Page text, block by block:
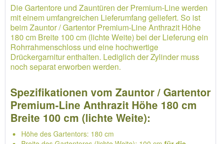
Die Gartentore und Zauntüren der Premium-Line werden
mit einem umfangreichen Lieferumfang geliefert. So ist
beim Zauntor / Gartentor Premium-Line Anthrazit Höhe
180 cm Breite 100 cm (lichte Weite) bei der Lieferung ein
Rohrrahmenschloss und eine hochwertige
Drückergarnitur enthalten. Lediglich der Zylinder muss
noch separat erworben werden.
Spezifikationen vom Zauntor / Gartentor
Premium-Line Anthrazit Höhe 180 cm
Breite 100 cm (lichte Weite):
Höhe des Gartentors: 180 cm